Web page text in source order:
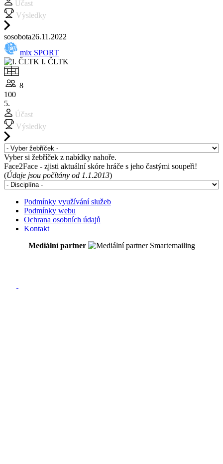
Účast
Výsledky
sosobota26.11.2022
mix SPORT
I. ČLTK
8
100
5.
Účast
Výsledky
Vyber si žebříček z nabídky nahoře.
Face2Face - zjisti aktuální skóre hráče s jeho častými soupeři!
(Údaje jsou počítány od 1.1.2013)
Podmínky využívání služeb
Podmínky webu
Ochrana osobních údajů
Kontakt
Mediální partner